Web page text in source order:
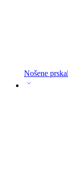
Nošene